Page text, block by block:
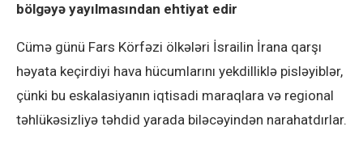
bölgəyə yayılmasından ehtiyat edir
Cümə günü Fars Körfəzi ölkələri İsrailin İrana qarşı
həyata keçirdiyi hava hücumlarını yekdilliklə pisləyiblər,
çünki bu eskalasiyanın iqtisadi maraqlara və regional
təhlükəsizliyə təhdid yarada biləcəyindən narahatdırlar.